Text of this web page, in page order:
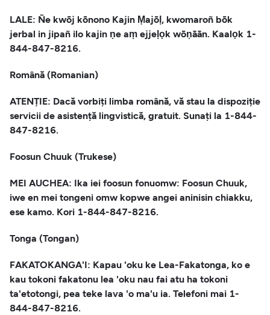
LALE: Ñe kwōj kōnono Kajin Ṃajōḷ, kwomaroñ bōk
jerbal in jipañ ilo kajin ṇe aṃ ejjeḷọk wōṇāān. Kaalọk 1-
844-847-8216.
Română (Romanian)
ATENȚIE: Dacă vorbiți limba română, vă stau la dispoziție
servicii de asistență lingvistică, gratuit. Sunați la 1-844-
847-8216.
Foosun Chuuk (Trukese)
MEI AUCHEA: Ika iei foosun fonuomw: Foosun Chuuk,
iwe en mei tongeni omw kopwe angei aninisin chiakku,
ese kamo. Kori 1-844-847-8216.
Tonga (Tongan)
FAKATOKANGA'I: Kapau 'oku ke Lea-Fakatonga, ko e
kau tokoni fakatonu lea 'oku nau fai atu ha tokoni
ta'etotongi, pea teke lava 'o ma'u ia. Telefoni mai 1-
844-847-8216.